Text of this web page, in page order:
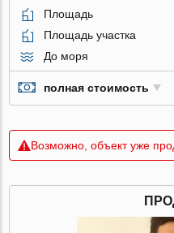
Площадь
Площадь участка
До моря
полная стоимость
Возможно, объект уже